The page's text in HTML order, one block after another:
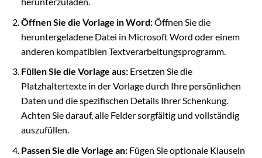
Öffnen Sie die Vorlage in Word:Öffnen Sie die
heruntergeladene Datei in Microsoft Word oder einem
anderen kompatiblen Textverarbeitungsprogramm.
Füllen Sie die Vorlage aus:Ersetzen Sie die
Platzhaltertexte in der Vorlage durch Ihre persönlichen
Daten und die spezifischen Details Ihrer Schenkung.
Achten Sie darauf, alle Felder sorgfältig und vollständig
auszufüllen.
Passen Sie die Vorlage an:Fügen Sie optionale Klauseln